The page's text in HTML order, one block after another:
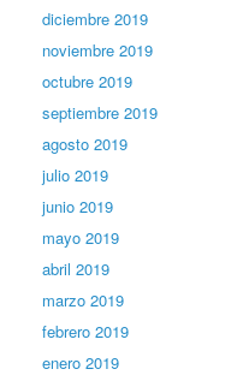
diciembre 2019
noviembre 2019
octubre 2019
septiembre 2019
agosto 2019
julio 2019
junio 2019
mayo 2019
abril 2019
marzo 2019
febrero 2019
enero 2019